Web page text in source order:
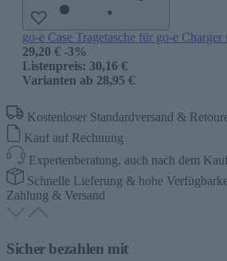
go-e Case Tragetasche für go-e
29,20 € -3%
Listenpreis: 30,16 €
Varianten ab 28,95 €
Kostenloser Standardversand &
Kauf auf Rechnung
Expertenberatung, auch nach dem
Schnelle Lieferung & hohe
Zahlung & Versand
Sicher bezahlen mit